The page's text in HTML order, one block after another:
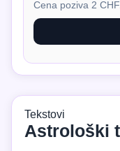
Cena poziva 2
Tekstovi
Astrološki